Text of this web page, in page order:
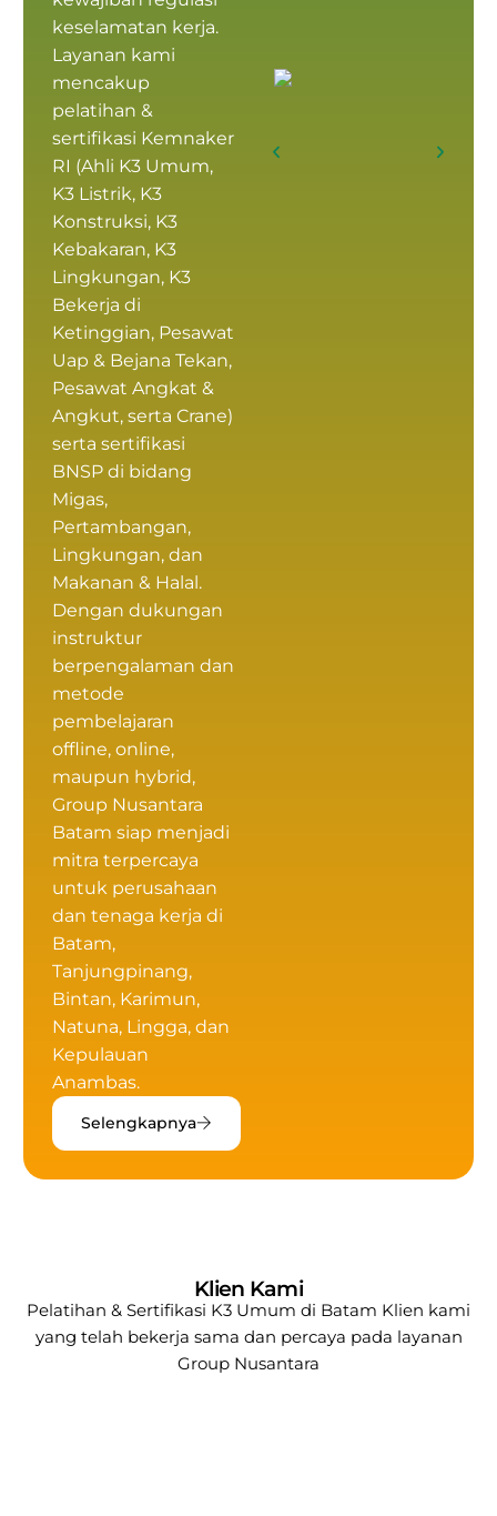
keselamatan kerja.
Layanan kami
mencakup
pelatihan &
sertifikasi Kemnaker
RI (Ahli K3 Umum,
K3 Listrik, K3
Konstruksi, K3
Kebakaran, K3
Lingkungan, K3
Bekerja di
Ketinggian, Pesawat
Uap & Bejana Tekan,
Pesawat Angkat &
Angkut, serta Crane)
serta sertifikasi
BNSPdi bidang
Migas,
Pertambangan,
Lingkungan, dan
Makanan & Halal.
Dengan dukungan
instruktur
berpengalaman dan
metode
pembelajaran
offline, online,
maupun hybrid,
Group Nusantara
Batam siap menjadi
mitra terpercaya
untuk perusahaan
dan tenaga kerja di
Batam,
Tanjungpinang,
Bintan, Karimun,
Natuna, Lingga, dan
Kepulauan
Anambas.
Selengkapnya
Klien Kami
Pelatihan & Sertifikasi K3 Umum di Batam Klien kami
yang telah bekerja sama dan percaya pada layanan
Group Nusantara